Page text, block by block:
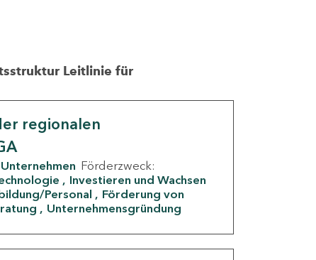
Leitlinie für
regionalen
Unternehmen Förderzweck:
Investieren und Wachsen
Personal
Förderung von
Unternehmensgründung